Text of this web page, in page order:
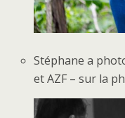
Stéphane a
et AZF – sur la